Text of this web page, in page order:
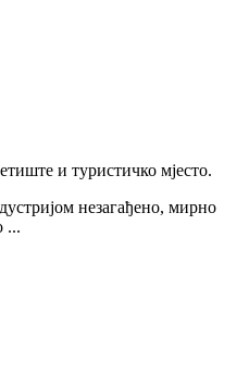
и туристичко мјесто.
незагађено, мирно
...